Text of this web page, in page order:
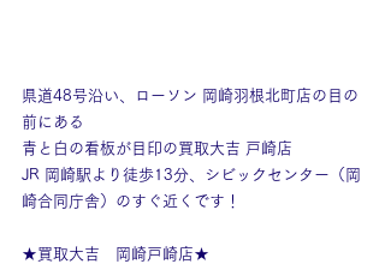
県道48号沿い、ローソン 岡崎羽根北町店の目の
前にある
青と白の看板が目印の買取大吉 戸崎店
JR 岡崎駅より徒歩13分、シビックセンター（岡
崎合同庁舎）のすぐ近くです！
★買取大吉　岡崎戸崎店★